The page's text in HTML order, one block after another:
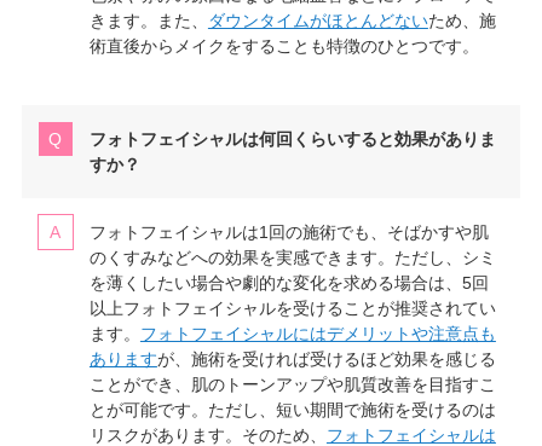
きます。また、
ダウンタイムがほとんどないため、施
術直後からメイクをすることも特徴のひとつです。
フォトフェイシャルは何回くらいすると効果がありま
すか？
フォトフェイシャルは1回の施術でも、そばかすや肌
のくすみなどへの効果を実感できます。ただし、シミ
を薄くしたい場合や劇的な変化を求める場合は、5回
以上フォトフェイシャルを受けることが推奨されてい
ます。 フォトフェイシャルにはデメリットや注意点も
ありますが、施術を受ければ受けるほど効果を感じる
ことができ、肌のトーンアップや肌質改善を目指すこ
とが可能です。ただし、短い期間で施術を受けるのは
リスクがあります。そのため、 フォトフェイシャルは